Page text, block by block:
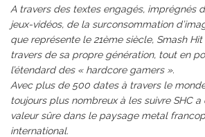
A travers des textes engagés, imprégnés
jeux-vidéos, de la surconsommation
que représente le 21ème siècle, Smash
travers de sa propre génération, tout en
l’étendard des « hardcore gamers ».
Avec plus de 500 dates à travers le
toujours plus nombreux à les suivre SHC a
valeur sûre dans le paysage metal
international.